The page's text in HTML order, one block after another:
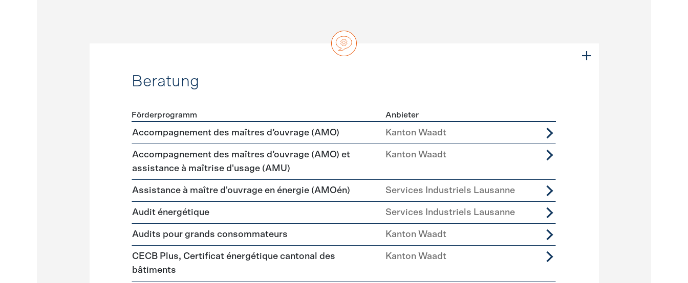
Beratung
Förderprogramme Beratung
Förderprogramm Anbieter
Accompagnement des maîtres d’ouvrage (AMO) Kanton Waadt
Accompagnement des maîtres d’ouvrage (AMO) et
assistance à maîtrise d'usage (AMU)
Kanton Waadt
Assistance à maître d'ouvrage en énergie (AMOén) Services Industriels Lausanne
Audit énergétique Services Industriels Lausanne
Audits pour grands consommateurs Kanton Waadt
CECB Plus, Certificat énergétique cantonal des
bâtiments
Kanton Waadt